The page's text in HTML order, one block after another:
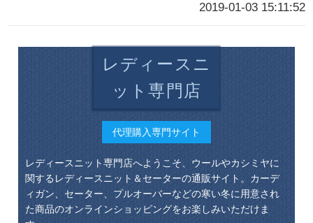
2019-01-03 15:11:52
レディースニ
ット専門店
代理購入専門サイト
レディースニット専門店へようこそ、ウールやカシミヤに
関するレディースニット＆セーターの通販サイト。カーデ
ィガン、セーター、プルオーバーなどの寒い冬に用意され
た商品のオンラインショッピングをお楽しみいただけま